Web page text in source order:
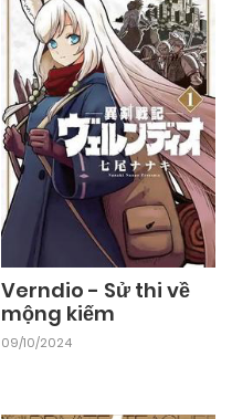
Verndio - Sử thi về
mộng kiếm
09/10/2024